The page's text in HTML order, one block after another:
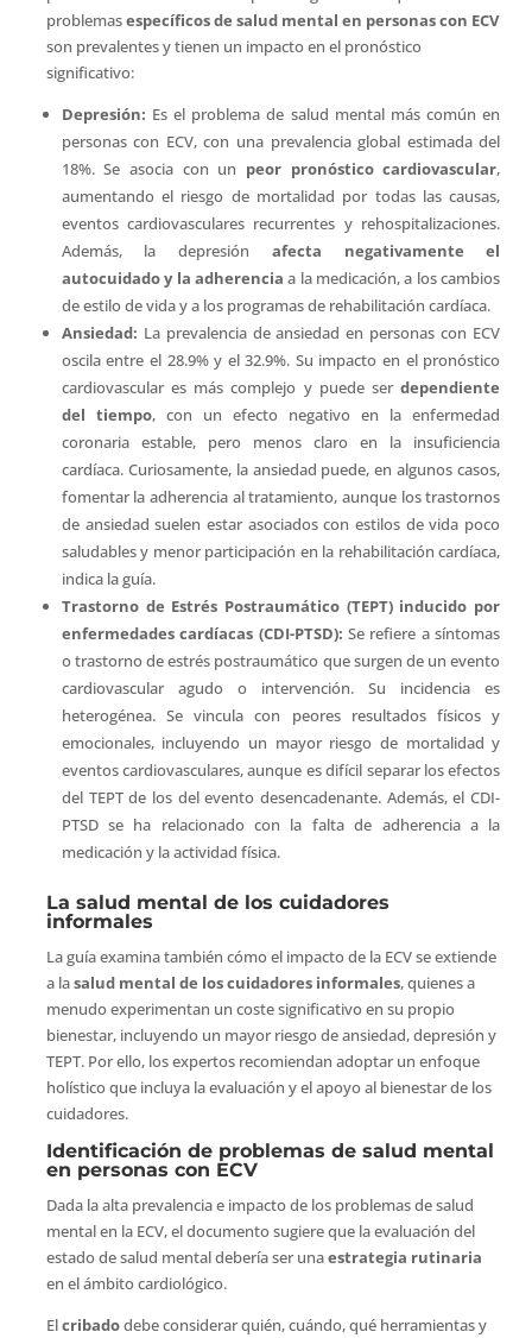
problemasespecíficos de salud mental en personas con ECV
son prevalentes y tienen un impacto en el pronóstico
significativo:
Depresión: Es el problema de salud mental más común en
personas con ECV, con una prevalencia global estimada del
18%. Se asocia con un peor pronóstico cardiovascular,
aumentando el riesgo de mortalidad por todas las causas,
eventos cardiovasculares recurrentes y rehospitalizaciones.
Además, la depresión afecta negativamente el
autocuidado y la adherencia a la medicación, a los cambios
de estilo de vida y a los programas de rehabilitación cardíaca.
Ansiedad: La prevalencia de ansiedad en personas con ECV
oscila entre el 28.9% y el 32.9%. Su impacto en el pronóstico
cardiovascular es más complejo y puede serdependiente
del tiempo, con un efecto negativo en la enfermedad
coronaria estable, pero menos claro en la insuficiencia
cardíaca. Curiosamente, la ansiedad puede, en algunos casos,
fomentar la adherencia al tratamiento, aunque los trastornos
de ansiedad suelen estar asociados con estilos de vida poco
saludables y menor participación en la rehabilitación cardíaca,
indica la guía.
Trastorno de Estrés Postraumático (TEPT) inducido por
enfermedades cardíacas (CDI-PTSD): Se refiere a síntomas
o trastorno de estrés postraumático que surgen de un evento
cardiovascular agudo o intervención. Su incidencia es
heterogénea. Se vincula con peores resultados físicos y
emocionales, incluyendo un mayor riesgo de mortalidad y
eventos cardiovasculares, aunque es difícil separar los efectos
del TEPT de los del evento desencadenante. Además, el CDI-
PTSD se ha relacionado con la falta de adherencia a la
medicación y la actividad física.
La salud mental de los cuidadores
informales
La guía examina también cómo el impacto de la ECV se extiende
a lasalud mental de los cuidadores informales, quienes a
menudo experimentan un coste significativo en su propio
bienestar, incluyendo un mayor riesgo de ansiedad, depresión y
TEPT. Por ello, los expertos recomiendan adoptar un enfoque
holístico que incluya la evaluación y el apoyo al bienestar de los
cuidadores.
Identificación de problemas de salud mental
en personas con ECV
Dada la alta prevalencia e impacto de los problemas de salud
mental en la ECV, el documento sugiere que la evaluación del
estado de salud mental debería ser unaestrategia rutinaria
en el ámbito cardiológico.
Elcribadodebe considerar quién, cuándo, qué herramientas y